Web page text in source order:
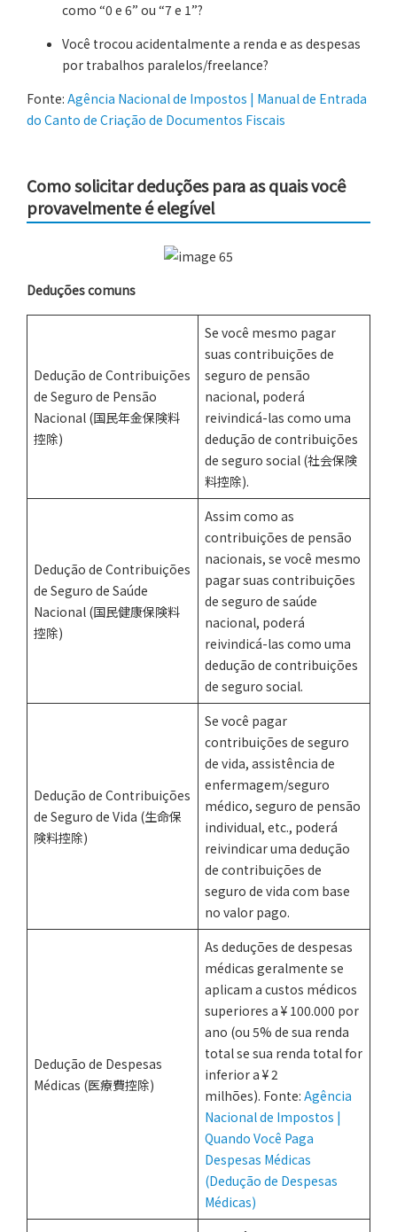
como “0 e 6” ou “7 e 1”?
Você trocou acidentalmente a renda e as despesas
por trabalhos paralelos/freelance?
Fonte: Agência Nacional de Impostos | Manual de Entrada
do Canto de Criação de Documentos Fiscais
Como solicitar deduções para as quais você
provavelmente é elegível
Deduções comuns
Dedução de Contribuições
de Seguro de Pensão
Nacional (国民年金保険料
控除)
Se você mesmo pagar
suas contribuições de
seguro de pensão
nacional, poderá
reivindicá-las como uma
dedução de contribuições
de seguro social (社会保険
料控除).
Dedução de Contribuições
de Seguro de Saúde
Nacional (国民健康保険料
控除)
Assim como as
contribuições de pensão
nacionais, se você mesmo
pagar suas contribuições
de seguro de saúde
nacional, poderá
reivindicá-las como uma
dedução de contribuições
de seguro social.
Dedução de Contribuições
de Seguro de Vida (生命保
険料控除)
Se você pagar
contribuições de seguro
de vida, assistência de
enfermagem/seguro
médico, seguro de pensão
individual, etc., poderá
reivindicar uma dedução
de contribuições de
seguro de vida com base
no valor pago.
Dedução de Despesas
Médicas (医療費控除)
As deduções de despesas
médicas geralmente se
aplicam a custos médicos
superiores a ¥ 100.000 por
ano (ou 5% de sua renda
total se sua renda total for
inferior a ¥ 2
milhões). Fonte: Agência
Nacional de Impostos |
Quando Você Paga
Despesas Médicas
(Dedução de Despesas
Médicas)